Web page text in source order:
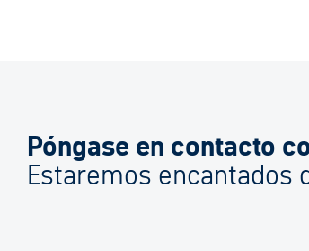
Póngase en contacto
Estaremos encantados